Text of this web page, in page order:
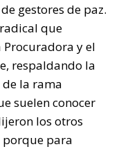
gestores de paz.
que
y el
respaldando la
la rama
suelen conocer
los otros
porque para